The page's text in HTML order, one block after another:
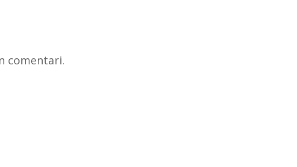
comentari.